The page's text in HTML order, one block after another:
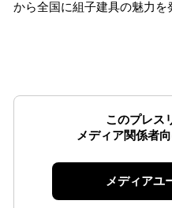
から全国に組子建具の魅力を
このプレス
メディア関係者
メディアユ